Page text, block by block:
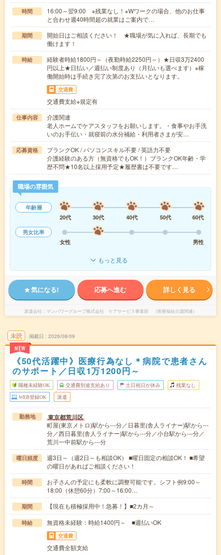
時間
16:00～翌9:00 ※残業なし！※Wワークの場合、他のお仕事
と合わせ週40時間超の就業はご案内で…
期間
開始日はご相談ください！ ★職場が気に入れば、長期でも
働けます！
時給
経験者時給1800円～（夜勤時給2250円～）★日収3万2400
円以上★日払い／週払い制度あり（月払いも選べます）※稼
働開始時は手続き完了次第のお支払いとなります。
交通費
交通費支給※規定有
仕事内容
介護関連
老人ホームでケアスタッフをお願いします。・食事やお手洗
いのお手伝い・就寝前の水分補給・利用者さまが安…
応募資格
ブランクOK / パソコンスキル不要 / 英語力不要
介護経験のある方（無資格でもOK！）ブランクOK年齢・学
歴不問★10名以上採用予定★履歴書は不要です…
職場の雰囲気
年齢層
20代
30代 40代 50代
60代
男女比率
女性
男性
もっと見る
気になる! 応募へ進む 詳しく見る
派遣会社 マンパワーグループ株式会社 ケアサービス事業部 （医療福祉介護関連）
未読
NEW
掲載日 2026/08/09
《50代活躍中》医療行為なし＊病院で患者さん
のサポート／日収1万1200円～
職種未経験OK 交通費別途支給あり 土日祝日が休み 残業なし
WEB登録OK 派遣
勤務地 東京都荒川区
町屋(東京メトロ)駅から---分／日暮里(舎人ライナー)駅から---
分／西日暮里(舎人ライナー)駅から---分／小台駅から---分／
荒川一中前駅から---分
曜日頻度
週3日～（週2日～も相談OK） ■曜日固定の相談OK！ ■希望
の曜日があればご相談ください！
時間
お子さんの予定にも柔軟に調整可能です。シフト例9:00～
18:00（休憩60分）7:00～16:00…
期間 【現在も積極採用中！急募！】■2カ月～
時給 無資格未経験：時給1400円～ ■週払いOK
交通費
交通費全額支給